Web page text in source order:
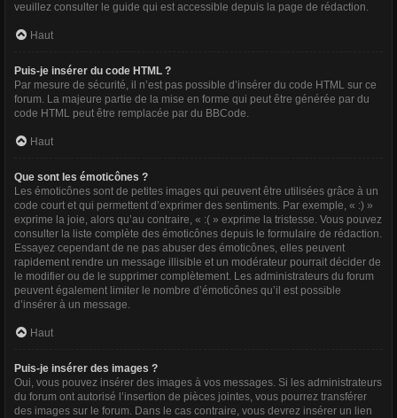
veuillez consulter le guide qui est accessible depuis la page de rédaction.
Haut
Puis-je insérer du code HTML ?
Par mesure de sécurité, il n’est pas possible d’insérer du code HTML sur ce
forum. La majeure partie de la mise en forme qui peut être générée par du
code HTML peut être remplacée par du BBCode.
Haut
Que sont les émoticônes ?
Les émoticônes sont de petites images qui peuvent être utilisées grâce à un
code court et qui permettent d’exprimer des sentiments. Par exemple, « :) »
exprime la joie, alors qu’au contraire, « :( » exprime la tristesse. Vous pouvez
consulter la liste complète des émoticônes depuis le formulaire de rédaction.
Essayez cependant de ne pas abuser des émoticônes, elles peuvent
rapidement rendre un message illisible et un modérateur pourrait décider de
le modifier ou de le supprimer complètement. Les administrateurs du forum
peuvent également limiter le nombre d’émoticônes qu’il est possible
d’insérer à un message.
Haut
Puis-je insérer des images ?
Oui, vous pouvez insérer des images à vos messages. Si les administrateurs
du forum ont autorisé l’insertion de pièces jointes, vous pourrez transférer
des images sur le forum. Dans le cas contraire, vous devrez insérer un lien